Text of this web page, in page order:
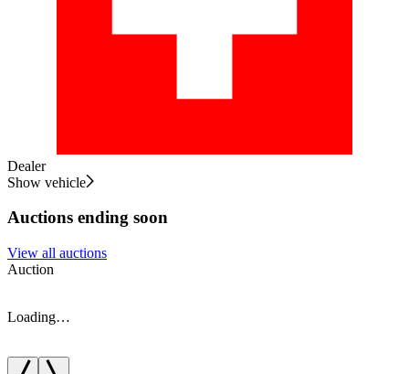
Dealer
Show vehicle
Auctions ending soon
View all auctions
Auction
Loading…